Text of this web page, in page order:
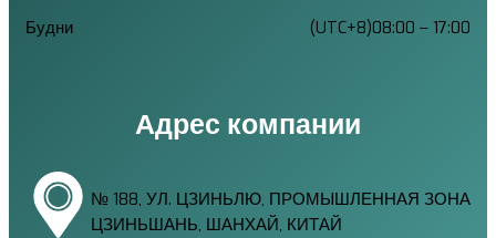
Будни (UTC+8)08:00 – 17:00
Адрес компании
№ 188, УЛ. ЦЗИНЬЛЮ, ПРОМЫШЛЕННАЯ ЗОНА
ЦЗИНЬШАНЬ, ШАНХАЙ, КИТАЙ